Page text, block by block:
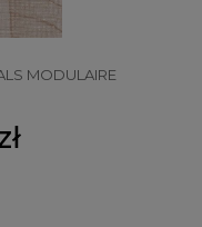
MODULAIRE